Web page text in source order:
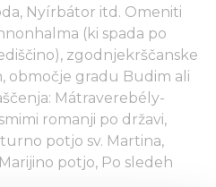
Nyírbátor itd. Omeniti
(ki spada po
zgodnjekrščanske
območje gradu Budim ali
Mátraverebély-
romanji po državi,
potjo sv. Martina,
potjo, Po sledeh